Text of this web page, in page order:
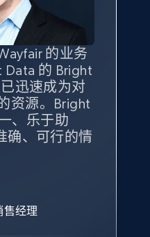
立即开始
shops on eBay
name, Seller rating,
Root category, and
的业务
Data 的 Bright
迅速成为对
资源。Bright
、乐于助
确、可行的情
售经理
据极大地支
标。每个产品
我们以主要
而供应商的销
助我们的营
。
洞察总监
能够跟踪销
们业务至关
别图。
解决方案，
领域、产品、
行为趋势的
。
规划总监